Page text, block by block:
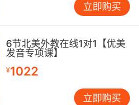
立即购买
6节北美外教在线1对1【优美
发音专项课】
¥1022
立即购买